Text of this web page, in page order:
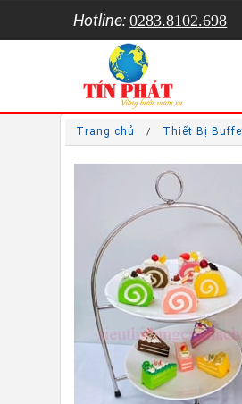
Hotline: 0283.8102.698
Trang chủ / Thiết Bị